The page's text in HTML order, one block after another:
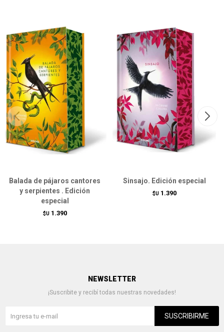
Balada de pájaros cantores
y serpientes . Edición
especial
$U 1.390
Sinsajo. Edición especial
$U 1.390
NEWSLETTER
¡Suscribite y recibí todas nuestras novedades!
SUSCRIBIRME